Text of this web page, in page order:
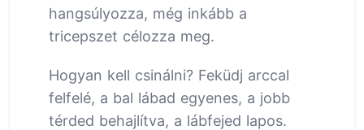
hangsúlyozza, még inkább a
tricepszet célozza meg.
Hogyan kell csinálni? Feküdj arccal
felfelé, a bal lábad egyenes, a jobb
térded behajlítva, a lábfejed lapos.